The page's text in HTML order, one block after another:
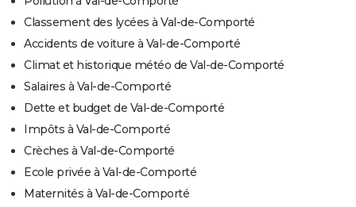
Classement des lycées à Val-de-Comporté
Accidents de voiture à Val-de-Comporté
Climat et historique météo de Val-de-Comporté
Salaires à Val-de-Comporté
Dette et budget de Val-de-Comporté
Impôts à Val-de-Comporté
Crèches à Val-de-Comporté
Ecole privée à Val-de-Comporté
Maternités à Val-de-Comporté